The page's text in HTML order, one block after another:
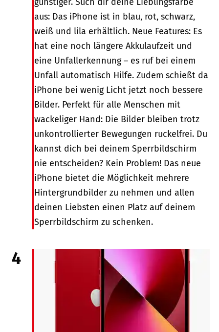
aus: Das iPhone ist in blau, rot, schwarz,
weiß und lila erhältlich. Neue Features: Es
hat eine noch längere Akkulaufzeit und
eine Unfallerkennung – es ruf bei einem
Unfall automatisch Hilfe. Zudem schießt da
iPhone bei wenig Licht jetzt noch bessere
Bilder. Perfekt für alle Menschen mit
wackeliger Hand: Die Bilder bleiben trotz
unkontrollierter Bewegungen ruckelfrei. Du
kannst dich bei deinem Sperrbildschirm
nie entscheiden? Kein Problem! Das neue
iPhone bietet die Möglichkeit mehrere
Hintergrundbilder zu nehmen und allen
deinen Liebsten einen Platz auf deinem
Sperrbildschirm zu schenken.
4